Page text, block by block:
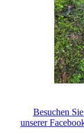
Besuchen
unserer